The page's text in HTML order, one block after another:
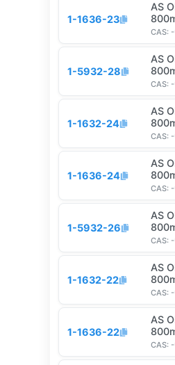
1-1636-23
AS
CAS: -
1-5932-28
AS
CAS: -
1-1632-24
AS
CAS: -
1-1636-24
AS
CAS: -
1-5932-26
AS
CAS: -
1-1632-22
AS
CAS: -
1-1636-22
AS
CAS: -